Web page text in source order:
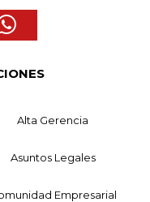
Alta Gerencia
Asuntos Legales
Empresarial